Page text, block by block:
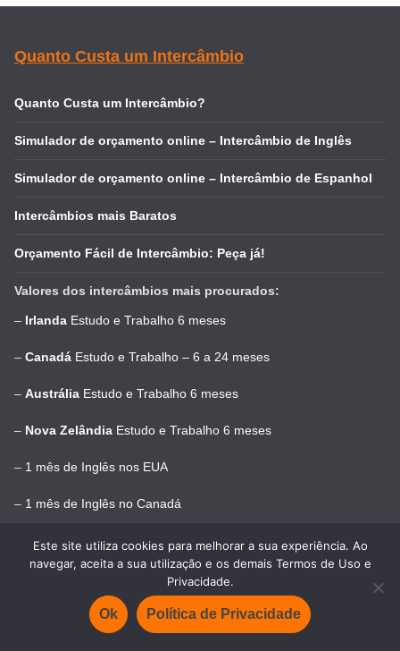
Quanto Custa um Intercâmbio
Quanto Custa um Intercâmbio?
Simulador de orçamento online – Intercâmbio de Inglês
Simulador de orçamento online – Intercâmbio de Espanhol
Intercâmbios mais Baratos
Orçamento Fácil de Intercâmbio: Peça já!
Valores dos intercâmbios mais procurados:
– Irlanda Estudo e Trabalho 6 meses
– Canadá Estudo e Trabalho – 6 a 24 meses
– Austrália Estudo e Trabalho 6 meses
– Nova Zelândia Estudo e Trabalho 6 meses
– 1 mês de Inglês nos EUA
– 1 mês de Inglês no Canadá
1 ano de intercâmbios nos EUA 1 ano
1 mês de Inglês na África do Sul
1 mês de Espanhol na Argentina
Este site utiliza cookies para melhorar a sua experiência. Ao
navegar, aceita a sua utilização e os demais Termos de Uso e
Privacidade.
Ok Política de Privacidade